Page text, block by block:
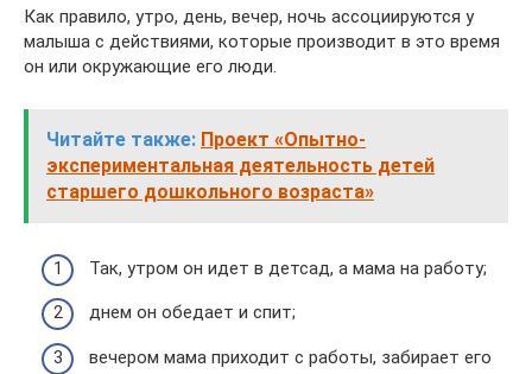
Как правило, утро, день, вечер, ночь ассоциируются у
малыша с действиями, которые производит в это время
он или окружающие его люди.
Читайте также: Проект «Опытно-
экспериментальная деятельность детей
старшего дошкольного возраста»
Так, утром он идет в детсад, а мама на работу;
днем он обедает и спит;
вечером мама приходит с работы, забирает его